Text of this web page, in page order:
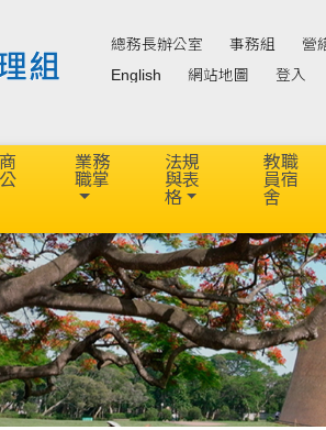
總務長辦公室 事務組 營
English
網站地圖 登入
業務
職掌
法規
與表
格
教職
員宿
舍